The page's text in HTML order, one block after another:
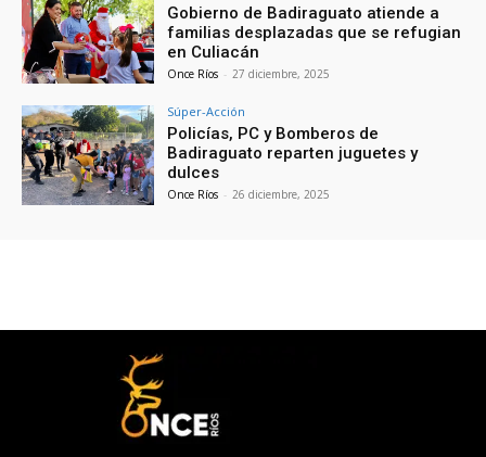
Gobierno de Badiraguato atiende a
familias desplazadas que se refugian
en Culiacán
Once Ríos - 27 diciembre, 2025
Súper-Acción
Policías, PC y Bomberos de
Badiraguato reparten juguetes y
dulces
Once Ríos - 26 diciembre, 2025